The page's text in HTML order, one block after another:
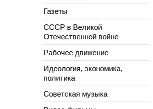
Газеты
СССР в Великой
Отечественной войне
Рабочее движение
Идеология, экономика,
политика
Советская музыка